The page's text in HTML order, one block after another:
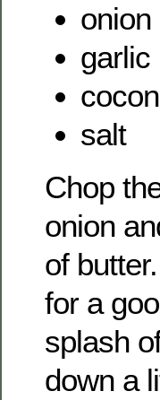
onion
garlic
salt
Chop
onion
of
for a
splash
down a